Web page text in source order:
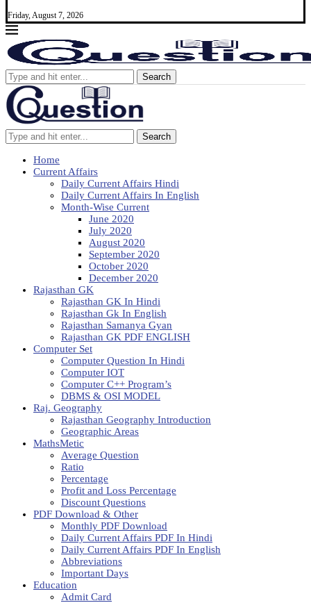
Friday, August 7, 2026
Search
Search
Home
Current Affairs
Daily Current Affairs Hindi
Daily Current Affairs In English
Month-Wise Current
June 2020
July 2020
August 2020
September 2020
October 2020
December 2020
Rajasthan GK
Rajasthan GK In Hindi
Rajasthan Gk In English
Rajasthan Samanya Gyan
Rajasthan GK PDF ENGLISH
Computer Set
Computer Question In Hindi
Computer IOT
Computer C++ Program’s
DBMS & OSI MODEL
Raj. Geography
Rajasthan Geography Introduction
Geographic Areas
MathsMetic
Average Question
Ratio
Percentage
Profit and Loss Percentage
Discount Questions
PDF Download & Other
Monthly PDF Download
Daily Current Affairs PDF In Hindi
Daily Current Affairs PDF In English
Abbreviations
Important Days
Education
Admit Card